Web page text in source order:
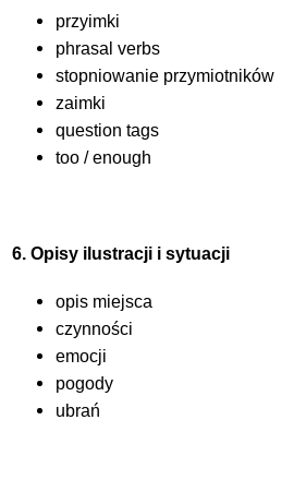
przyimki
phrasal verbs
stopniowanie przymiotników
zaimki
question tags
too / enough
6. Opisy ilustracji i sytuacji
opis miejsca
czynności
emocji
pogody
ubrań